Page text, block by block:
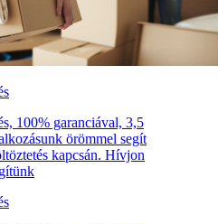
100% garanciával, 3,5
örömmel segít
kapcsán. Hívjon